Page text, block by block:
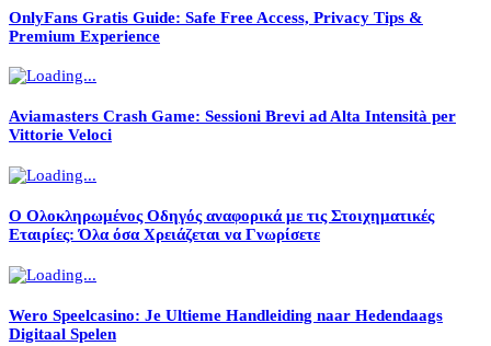
OnlyFans Gratis Guide: Safe Free Access, Privacy Tips &
Premium Experience
Aviamasters Crash Game: Sessioni Brevi ad Alta Intensità per
Vittorie Veloci
Ο Ολοκληρωμένος Οδηγός αναφορικά με τις Στοιχηματικές
Εταιρίες: Όλα όσα Χρειάζεται να Γνωρίσετε
Wero Speelcasino: Je Ultieme Handleiding naar Hedendaags
Digitaal Spelen